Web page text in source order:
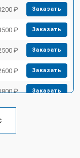
₽ Заказать
₽ Заказать
₽ Заказать
₽ Заказать
₽ Заказать
₽